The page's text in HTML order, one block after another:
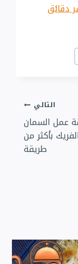
دقائق
التالي
عمل السمان
بأكثر من
طريقة